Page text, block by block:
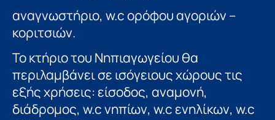
αναγνωστήριο, w.c ορόφου αγοριών –
κοριτσιών.
Το κτήριο του Νηπιαγωγείου θα
περιλαμβάνει σε ισόγειους χώρους τις
εξής χρήσεις: είσοδος, αναμονή,
διάδρομος, w.c νηπίων, w.c ενηλίκων, w.c